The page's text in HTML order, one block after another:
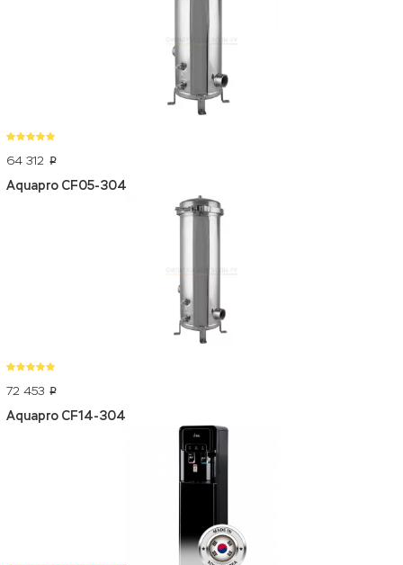
64 312 p
Aquapro CF05-304
72 453 p
Aquapro CF14-304